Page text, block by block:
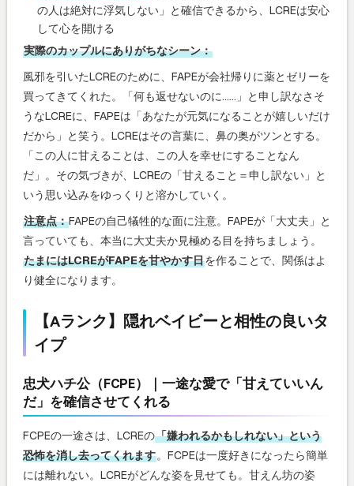
の人は絶対に浮気しない」と確信できるから、LCREは安心
して心を開ける
実際のカップルにありがちなシーン：
風邪を引いたLCREのために、FAPEが会社帰りに薬とゼリーを
買ってきてくれた。「何も返せないのに……」と申し訳なさそ
うなLCREに、FAPEは「あなたが元気になることが嬉しいだけ
だから」と笑う。LCREはその言葉に、鼻の奥がツンとする。
「この人に甘えることは、この人を幸せにすることなん
だ」。その気づきが、LCREの「甘えること＝申し訳ない」と
いう思い込みをゆっくりと溶かしていく。
注意点：FAPEの自己犠牲的な面に注意。FAPEが「大丈夫」と
言っていても、本当に大丈夫か見極める目を持ちましょう。
たまにはLCREがFAPEを甘やかす日を作ることで、関係はよ
り健全になります。
【Aランク】隠れベイビーと相性の良いタ
イプ
忠犬ハチ公（FCPE）｜一途な愛で「甘えていいん
だ」を確信させてくれる
FCPEの一途さは、LCREの「嫌われるかもしれない」という
恐怖を消し去ってくれます。FCPEは一度好きになったら簡単
には離れない。LCREがどんな姿を見せても。甘えん坊の姿